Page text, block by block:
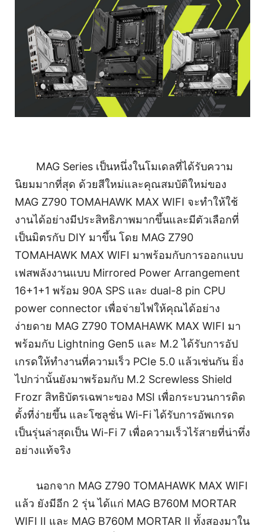
MAG Series เป็นหนึ่งในโมเดลที่ได้รับความ
นิยมมากที่สุด ด้วยสีใหม่และคุณสมบัติใหม่ของ
MAG Z790 TOMAHAWK MAX WIFI จะทำให้ใช้
งานได้อย่างมีประสิทธิภาพมากขึ้นและมีตัวเลือกที่
เป็นมิตรกับ DIY มาขึ้น โดย MAG Z790
TOMAHAWK MAX WIFI มาพร้อมกับการออกแบบ
เฟสพลังงานแบบ Mirrored Power Arrangement
16+1+1 พร้อม 90A SPS และ dual-8 pin CPU
power connector เพื่อจ่ายไฟให้คุณได้อย่าง
ง่ายดาย MAG Z790 TOMAHAWK MAX WIFI มา
พร้อมกับ Lightning Gen5 และ M.2 ได้รับการอัป
เกรดให้ทำงานที่ความเร็ว PCIe 5.0 แล้วเช่นกัน ยิ่ง
ไปกว่านั้นยังมาพร้อมกับ M.2 Screwless Shield
Frozr สิทธิบัตรเฉพาะของ MSI เพื่อกระบวนการติด
ตั้งที่ง่ายขึ้น และโซลูชั่น Wi-Fi ได้รับการอัพเกรด
เป็นรุ่นล่าสุดเป็น Wi-Fi 7 เพื่อความเร็วไร้สายที่น่าทึ่ง
อย่างแท้จริง
นอกจาก MAG Z790 TOMAHAWK MAX WIFI
แล้ว ยังมีอีก 2 รุ่น ได้แก่ MAG B760M MORTAR
WIFI II และ MAG B760M MORTAR II ทั้งสองมาใน